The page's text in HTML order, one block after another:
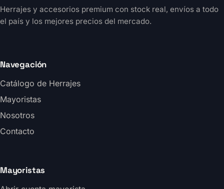
Herrajes y accesorios premium con stock real, envíos a todo
el país y los mejores precios del mercado.
Navegación
Catálogo de Herrajes
Mayoristas
Nosotros
Contacto
Mayoristas